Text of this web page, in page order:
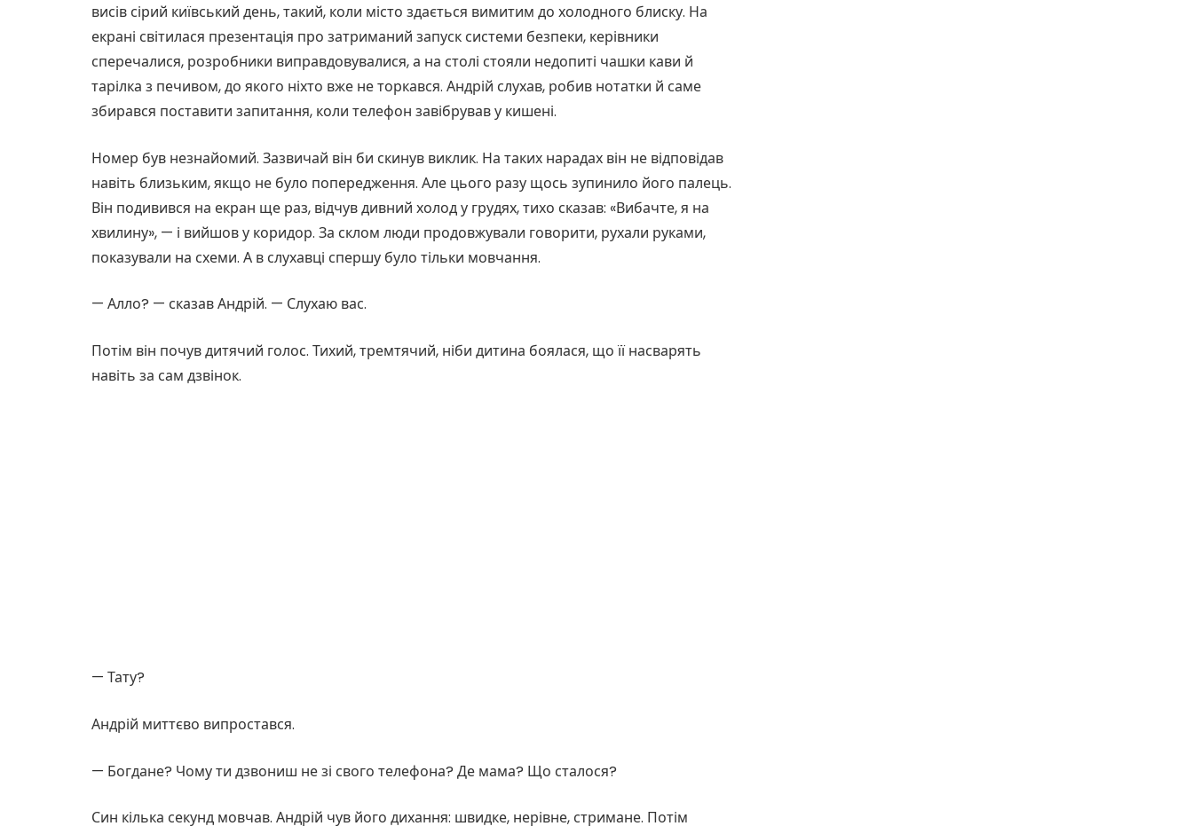
висів сірий київський день, такий, коли місто здається вимитим до холодного блиску. На
екрані світилася презентація про затриманий запуск системи безпеки, керівники
сперечалися, розробники виправдовувалися, а на столі стояли недопиті чашки кави й
тарілка з печивом, до якого ніхто вже не торкався. Андрій слухав, робив нотатки й саме
збирався поставити запитання, коли телефон завібрував у кишені.
Номер був незнайомий. Зазвичай він би скинув виклик. На таких нарадах він не відповідав
навіть близьким, якщо не було попередження. Але цього разу щось зупинило його палець.
Він подивився на екран ще раз, відчув дивний холод у грудях, тихо сказав: «Вибачте, я на
хвилину», — і вийшов у коридор. За склом люди продовжували говорити, рухали руками,
показували на схеми. А в слухавці спершу було тільки мовчання.
— Алло? — сказав Андрій. — Слухаю вас.
Потім він почув дитячий голос. Тихий, тремтячий, ніби дитина боялася, що її насварять
навіть за сам дзвінок.
— Тату?
Андрій миттєво випростався.
— Богдане? Чому ти дзвониш не зі свого телефона? Де мама? Що сталося?
Син кілька секунд мовчав. Андрій чув його дихання: швидке, нерівне, стримане. Потім